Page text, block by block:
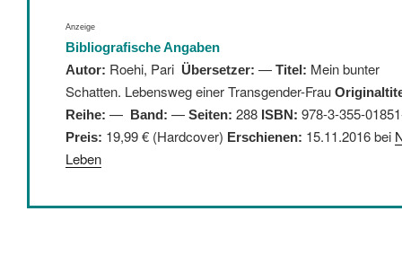
Anzeige
Bibliografische Angaben
Autor: Roehi, Pari Übersetzer: — Titel: Mein bunter
Schatten. Lebensweg einer Transgender-Frau
Reihe: — Band: — Seiten: 288 ISBN: 978-3-355-
Preis: 19,99 € (Hardcover) Erschienen: 15.11.2016 bei
Leben